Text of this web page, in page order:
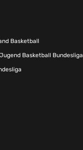
Basketball
Basketball Bundesliga